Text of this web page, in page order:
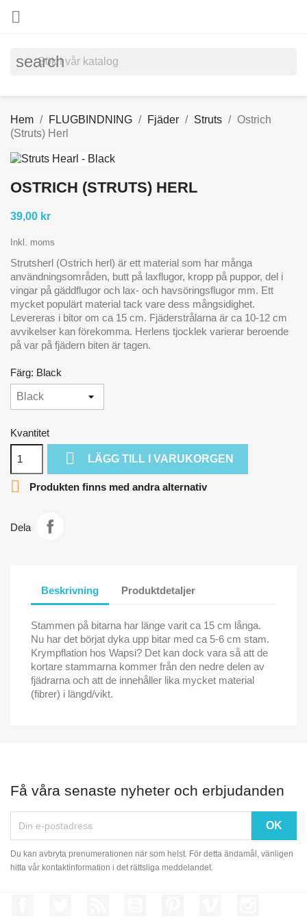

search
Hem FLUGBINDNING Fjäder Struts
Ostrich
(Struts) Herl
OSTRICH (STRUTS) HERL
39,00 kr
Inkl. moms
Strutsherl (Ostrich herl) är ett material som har många
användningsområden, butt på laxflugor, kropp på puppor, del i
vingar på gäddflugor och lax- och havsöringsflugor mm. Ett
mycket populärt material tack vare dess mångsidighet.
Levereras i bitor om ca 15 cm. Fjäderstrålarna är ca 10-12 cm
avvikelser kan förekomma. Herlens tjocklek varierar beroende
på var på fjädern biten är tagen.
Färg: Black
Kvantitet
 LÄGG TILL I VARUKORGEN
 Produkten finns med andra alternativ
Dela
Beskrivning Produktdetaljer
Stammen på bitarna har länge varit ca 15 cm långa.
Nu har det börjat dyka upp bitar med ca 5-6 cm stam.
Krympflation hos Wapsi? Det kan dock vara så att de
kortare stammarna kommer från den nedre delen av
fjädrarna och att de innehåller lika mycket material
(fibrer) i längd/vikt.
Få våra senaste nyheter och erbjudanden
Du kan avbryta prenumerationen när som helst. För detta ändamål, vänligen
hitta vår kontaktinformation i det rättsliga meddelandet.